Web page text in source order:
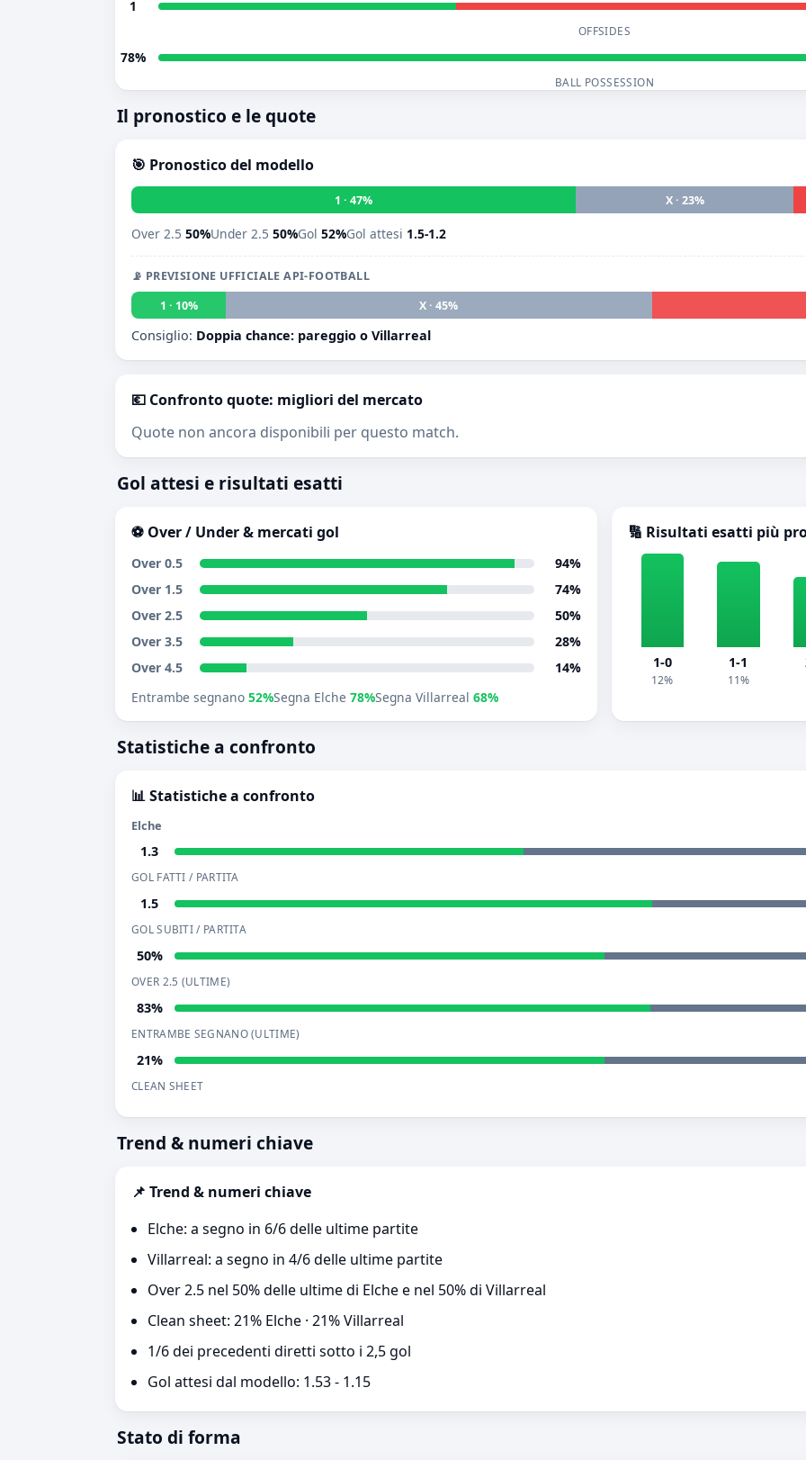
1
OFFSIDES
78%
BALL POSSESSION
Il pronostico e le quote
🎯 Pronostico del modello
1 · 47% X · 23%
Over 2.5 50%Under 2.5 50%Gol 52%Gol attesi 1.5-1.2
📡 PREVISIONE UFFICIALE API-FOOTBALL
1 · 10%
X · 45%
Consiglio: Doppia chance: pareggio o Villarreal
💶 Confronto quote: migliori del mercato
Quote non ancora disponibili per questo match.
Gol attesi e risultati esatti
⚽ Over / Under & mercati gol
Over 0.5
94%
Over 1.5
74%
Over 2.5
50%
Over 3.5
28%
Over 4.5
14%
Entrambe segnano 52%Segna Elche 78%Segna Villarreal 68%
🔢 Risultati esatti più
1-0
12%
1-1
11%
Statistiche a confronto
📊 Statistiche a confronto
Elche
1.3
GOL FATTI / PARTITA
1.5
GOL SUBITI / PARTITA
50%
OVER 2.5 (ULTIME)
83%
ENTRAMBE SEGNANO (ULTIME)
21%
CLEAN SHEET
Trend & numeri chiave
📌 Trend & numeri chiave
Elche: a segno in 6/6 delle ultime partite
Villarreal: a segno in 4/6 delle ultime partite
Over 2.5 nel 50% delle ultime di Elche e nel 50% di Villarreal
Clean sheet: 21% Elche · 21% Villarreal
1/6 dei precedenti diretti sotto i 2,5 gol
Gol attesi dal modello: 1.53 - 1.15
Stato di forma